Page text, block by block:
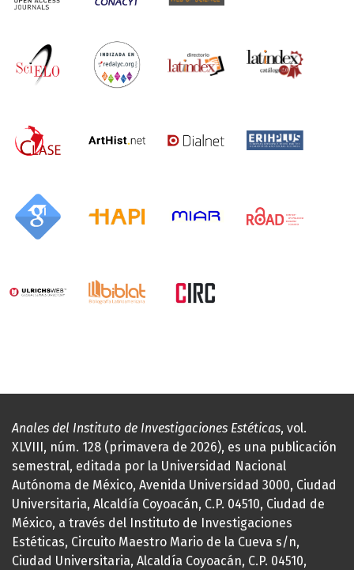
Anales del Instituto de Investigaciones Estéticas, vol.
XLVIII, núm. 128 (primavera de 2026), es una publicación
semestral, editada por la Universidad Nacional
Autónoma de México, Avenida Universidad 3000, Ciudad
Universitaria, Alcaldía Coyoacán, C.P. 04510, Ciudad de
México, a través del Instituto de Investigaciones
Estéticas, Circuito Maestro Mario de la Cueva s/n,
Ciudad Universitaria, Alcaldía Coyoacán, C.P. 04510,